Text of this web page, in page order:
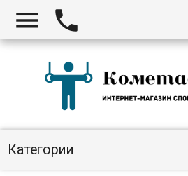
 
Категории